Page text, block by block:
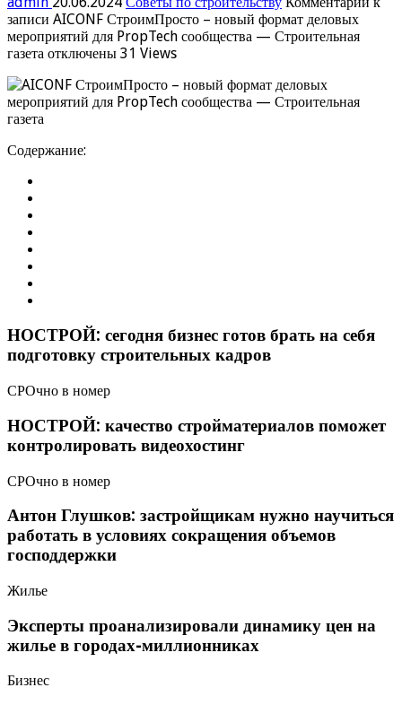
записи AICONF СтроимПросто – новый формат деловых
мероприятий для PropTech сообщества — Строительная
газета отключены 31 Views
Содержание:
НОСТРОЙ: сегодня бизнес готов брать на себя
подготовку строительных кадров
СРОчно в номер
НОСТРОЙ: качество стройматериалов поможет
контролировать видеохостинг
СРОчно в номер
Антон Глушков: застройщикам нужно научиться
работать в условиях сокращения объемов
господдержки
Жилье
Эксперты проанализировали динамику цен на
жилье в городах-миллионниках
Бизнес